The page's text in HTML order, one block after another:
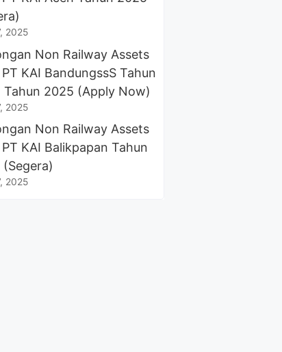
2025
Non Railway Assets
KAI BandungssS Tahun
Tahun 2025 (Apply Now)
2025
Non Railway Assets
KAI Balikpapan Tahun
2025